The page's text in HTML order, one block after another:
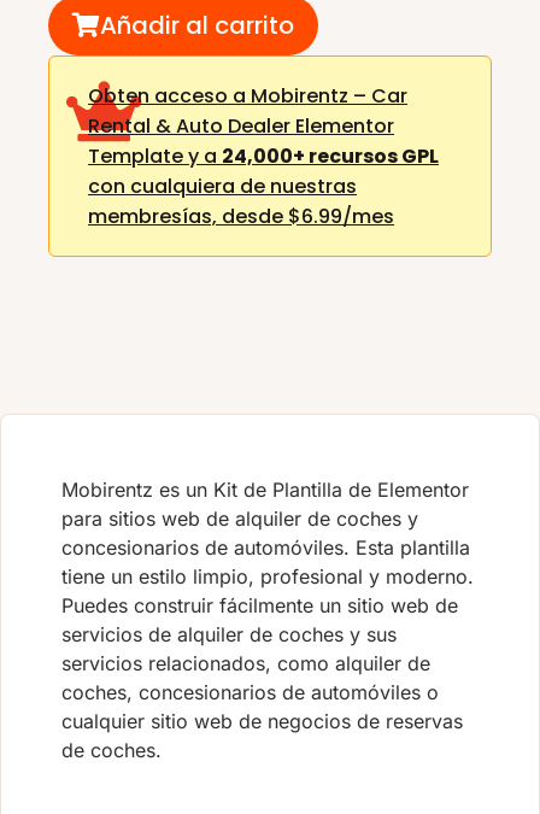
Añadir al carrito
Obten acceso a Mobirentz – Car
Rental & Auto Dealer Elementor
Template y a 24,000+ recursos GPL
con cualquiera de nuestras
membresías, desde $6.99/mes
Mobirentz es un Kit de Plantilla de Elementor
para sitios web de alquiler de coches y
concesionarios de automóviles. Esta plantilla
tiene un estilo limpio, profesional y moderno.
Puedes construir fácilmente un sitio web de
servicios de alquiler de coches y sus
servicios relacionados, como alquiler de
coches, concesionarios de automóviles o
cualquier sitio web de negocios de reservas
de coches.